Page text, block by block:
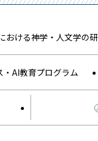
おける神学・人文学の
AI教育プログラム